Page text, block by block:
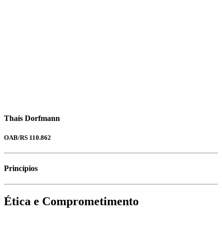
Thaís Dorfmann
OAB/RS 110.862
Princípios
Ética e Comprometimento